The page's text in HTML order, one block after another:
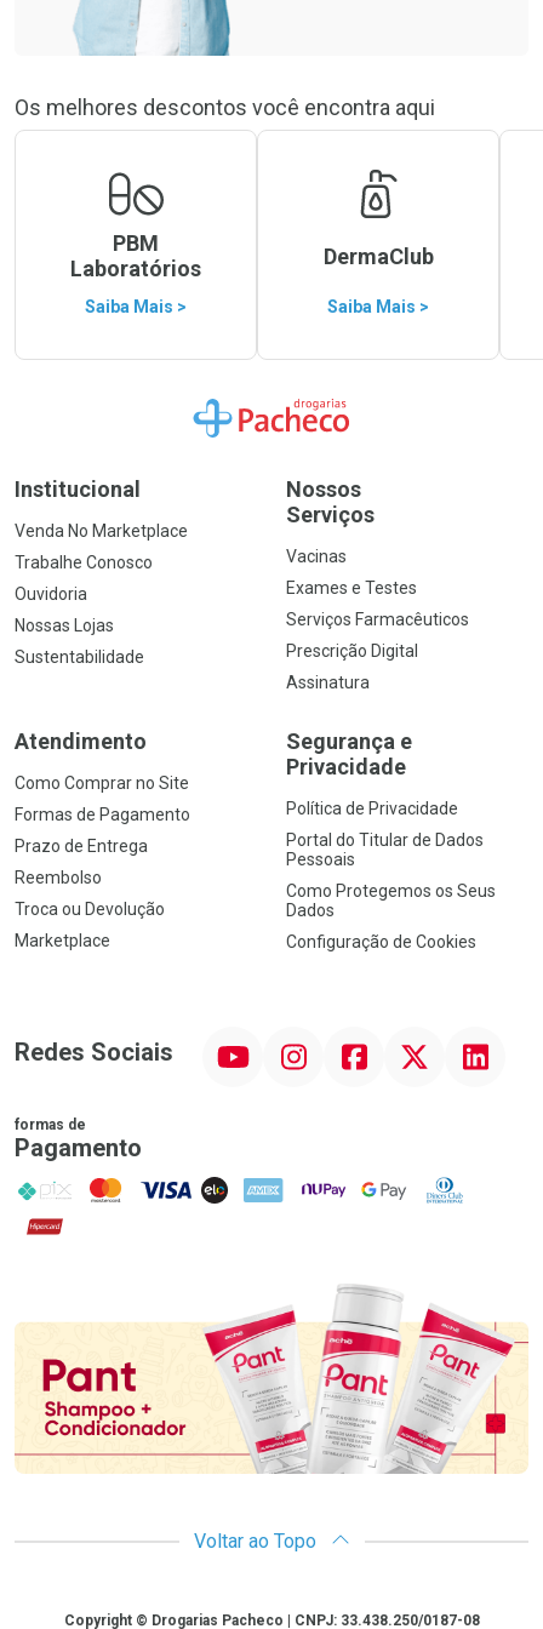
Os melhores descontos você encontra aqui
PBM
Laboratórios
Saiba Mais >
DermaClub
Saiba Mais >
Ir para a Home
Institucional
Venda No Marketplace
Trabalhe Conosco
Ouvidoria
Nossas Lojas
Sustentabilidade
Nossos
Serviços
Vacinas
Exames e Testes
Serviços Farmacêuticos
Prescrição Digital
Assinatura
Atendimento
Como Comprar no Site
Formas de Pagamento
Prazo de Entrega
Reembolso
Troca ou Devolução
Marketplace
Segurança e
Privacidade
Política de Privacidade
Portal do Titular de Dados
Pessoais
Como Protegemos os Seus
Dados
Configuração de Cookies
Redes Sociais InstagramFacebook Linkedin
formas de
Pagamento
PIX MasterCard
VISA ELO AMEX NuPay Google PayDiners Club
Hipercard
Voltar ao Topo
CopyrightCopyright © Drogarias Pacheco | CNPJ: 33.438.250/0187-08